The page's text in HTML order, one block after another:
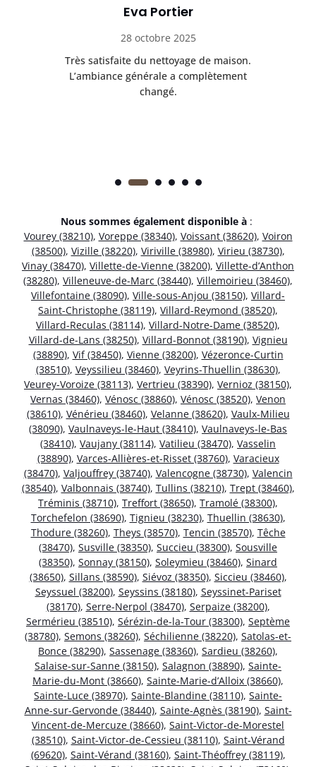
Eva Portier
28 octobre 2025
Très satisfaite du nettoyage de maison.
L’ambiance générale a complètement
changé.
Nous sommes également disponible à :
Vourey (38210), Voreppe (38340), Voissant (38620), Voiron
(38500), Vizille (38220), Viriville (38980), Virieu (38730),
Vinay (38470), Villette-de-Vienne (38200), Villette-d’Anthon
(38280), Villeneuve-de-Marc (38440), Villemoirieu (38460),
Villefontaine (38090), Ville-sous-Anjou (38150), Villard-
Saint-Christophe (38119), Villard-Reymond (38520),
Villard-Reculas (38114), Villard-Notre-Dame (38520),
Villard-de-Lans (38250), Villard-Bonnot (38190), Vignieu
(38890), Vif (38450), Vienne (38200), Vézeronce-Curtin
(38510), Veyssilieu (38460), Veyrins-Thuellin (38630),
Veurey-Voroize (38113), Vertrieu (38390), Vernioz (38150),
Vernas (38460), Vénosc (38860), Vénosc (38520), Venon
(38610), Vénérieu (38460), Velanne (38620), Vaulx-Milieu
(38090), Vaulnaveys-le-Haut (38410), Vaulnaveys-le-Bas
(38410), Vaujany (38114), Vatilieu (38470), Vasselin
(38890), Varces-Allières-et-Risset (38760), Varacieux
(38470), Valjouffrey (38740), Valencogne (38730), Valencin
(38540), Valbonnais (38740), Tullins (38210), Trept (38460),
Tréminis (38710), Treffort (38650), Tramolé (38300),
Torchefelon (38690), Tignieu (38230), Thuellin (38630),
Thodure (38260), Theys (38570), Tencin (38570), Têche
(38470), Susville (38350), Succieu (38300), Sousville
(38350), Sonnay (38150), Soleymieu (38460), Sinard
(38650), Sillans (38590), Siévoz (38350), Siccieu (38460),
Seyssuel (38200), Seyssins (38180), Seyssinet-Pariset
(38170), Serre-Nerpol (38470), Serpaize (38200),
Sermérieu (38510), Sérézin-de-la-Tour (38300), Septème
(38780), Semons (38260), Séchilienne (38220), Satolas-et-
Bonce (38290), Sassenage (38360), Sardieu (38260),
Salaise-sur-Sanne (38150), Salagnon (38890), Sainte-
Marie-du-Mont (38660), Sainte-Marie-d’Alloix (38660),
Sainte-Luce (38970), Sainte-Blandine (38110), Sainte-
Anne-sur-Gervonde (38440), Sainte-Agnès (38190), Saint-
Vincent-de-Mercuze (38660), Saint-Victor-de-Morestel
(38510), Saint-Victor-de-Cessieu (38110), Saint-Vérand
(69620), Saint-Vérand (38160), Saint-Théoffrey (38119),